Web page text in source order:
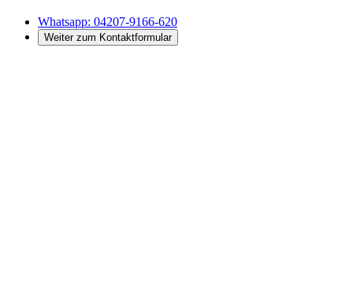
Whatsapp: 04207-9166-620